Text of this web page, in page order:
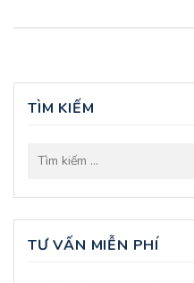
TÌM KIẾM
TƯ VẤN MIỄN PHÍ